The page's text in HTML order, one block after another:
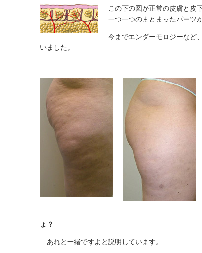
この下の図が正常の皮膚と皮
一つ一つのまとまったパーツ
今までエンダーモロジーなど
いました。
ょ？
あれと一緒ですよと説明しています。